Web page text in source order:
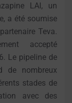
LAI, un
a été soumise
Teva.
accepté
Le pipeline de
de nombreux
stades de
avec des